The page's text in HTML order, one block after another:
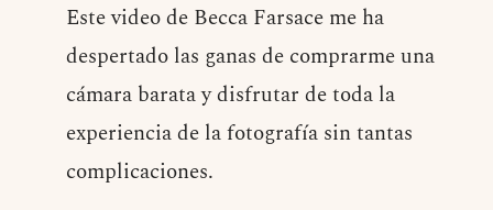
Este video de Becca Farsace me ha
despertado las ganas de comprarme una
cámara barata y disfrutar de toda la
experiencia de la fotografía sin tantas
complicaciones.